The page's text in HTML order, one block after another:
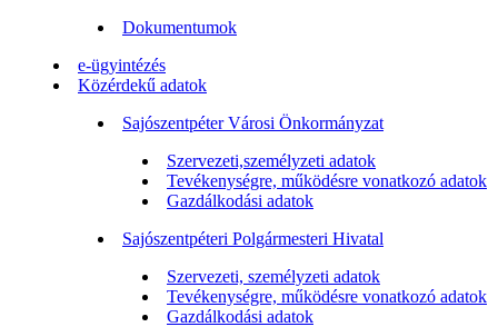
Dokumentumok
e-ügyintézés
Közérdekű adatok
Sajószentpéter Városi Önkormányzat
Szervezeti,személyzeti adatok
Tevékenységre, működésre vonatkozó adatok
Gazdálkodási adatok
Sajószentpéteri Polgármesteri Hivatal
Szervezeti, személyzeti adatok
Tevékenységre, működésre vonatkozó adatok
Gazdálkodási adatok